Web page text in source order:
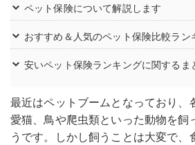
ペット保険について解説します
おすすめ＆人気のペット保険比較ラン
安いペット保険ランキングに関するま
最近はペットブームとなっており、
愛猫、鳥や爬虫類といった動物を飼
うです。しかし飼うことは大変で、